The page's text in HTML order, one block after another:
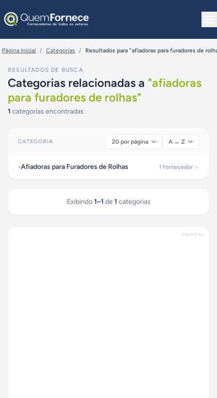
Página Inicial / Categorias / Resultados para "afiadoras para furadores de
RESULTADOS DE BUSCA
Categorias relacionadas a "afiadoras
para furadores de rolhas"
1 categorias encontradas
CATEGORIA
Afiadoras para Furadores de Rolhas 1 fornecedor
Exibindo 1–1 de 1 categorias
ANÚNCIO